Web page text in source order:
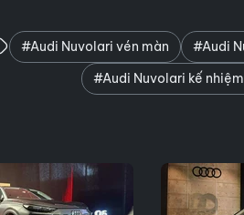
#Audi Nuvolari vén màn #Audi
#Audi Nuvolari kế